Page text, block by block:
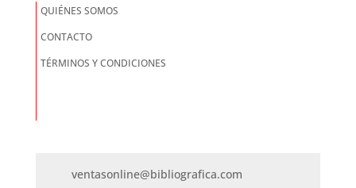
QUIÉNES SOMOS
CONTACTO
TÉRMINOS Y CONDICIONES
ventasonline@bibliografica.com